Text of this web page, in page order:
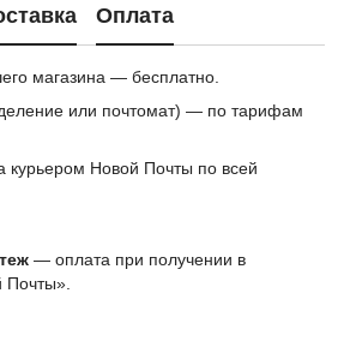
Оплата
магазина — бесплатно.
или почтомат) — по тарифам
курьером Новой Почты по всей
— оплата при получении в
Почты».